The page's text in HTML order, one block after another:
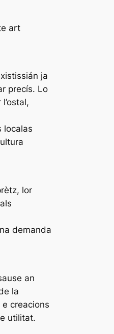
art
ja
precís. Lo
localas
lor
demanda
an
la
creacions
utilitat.